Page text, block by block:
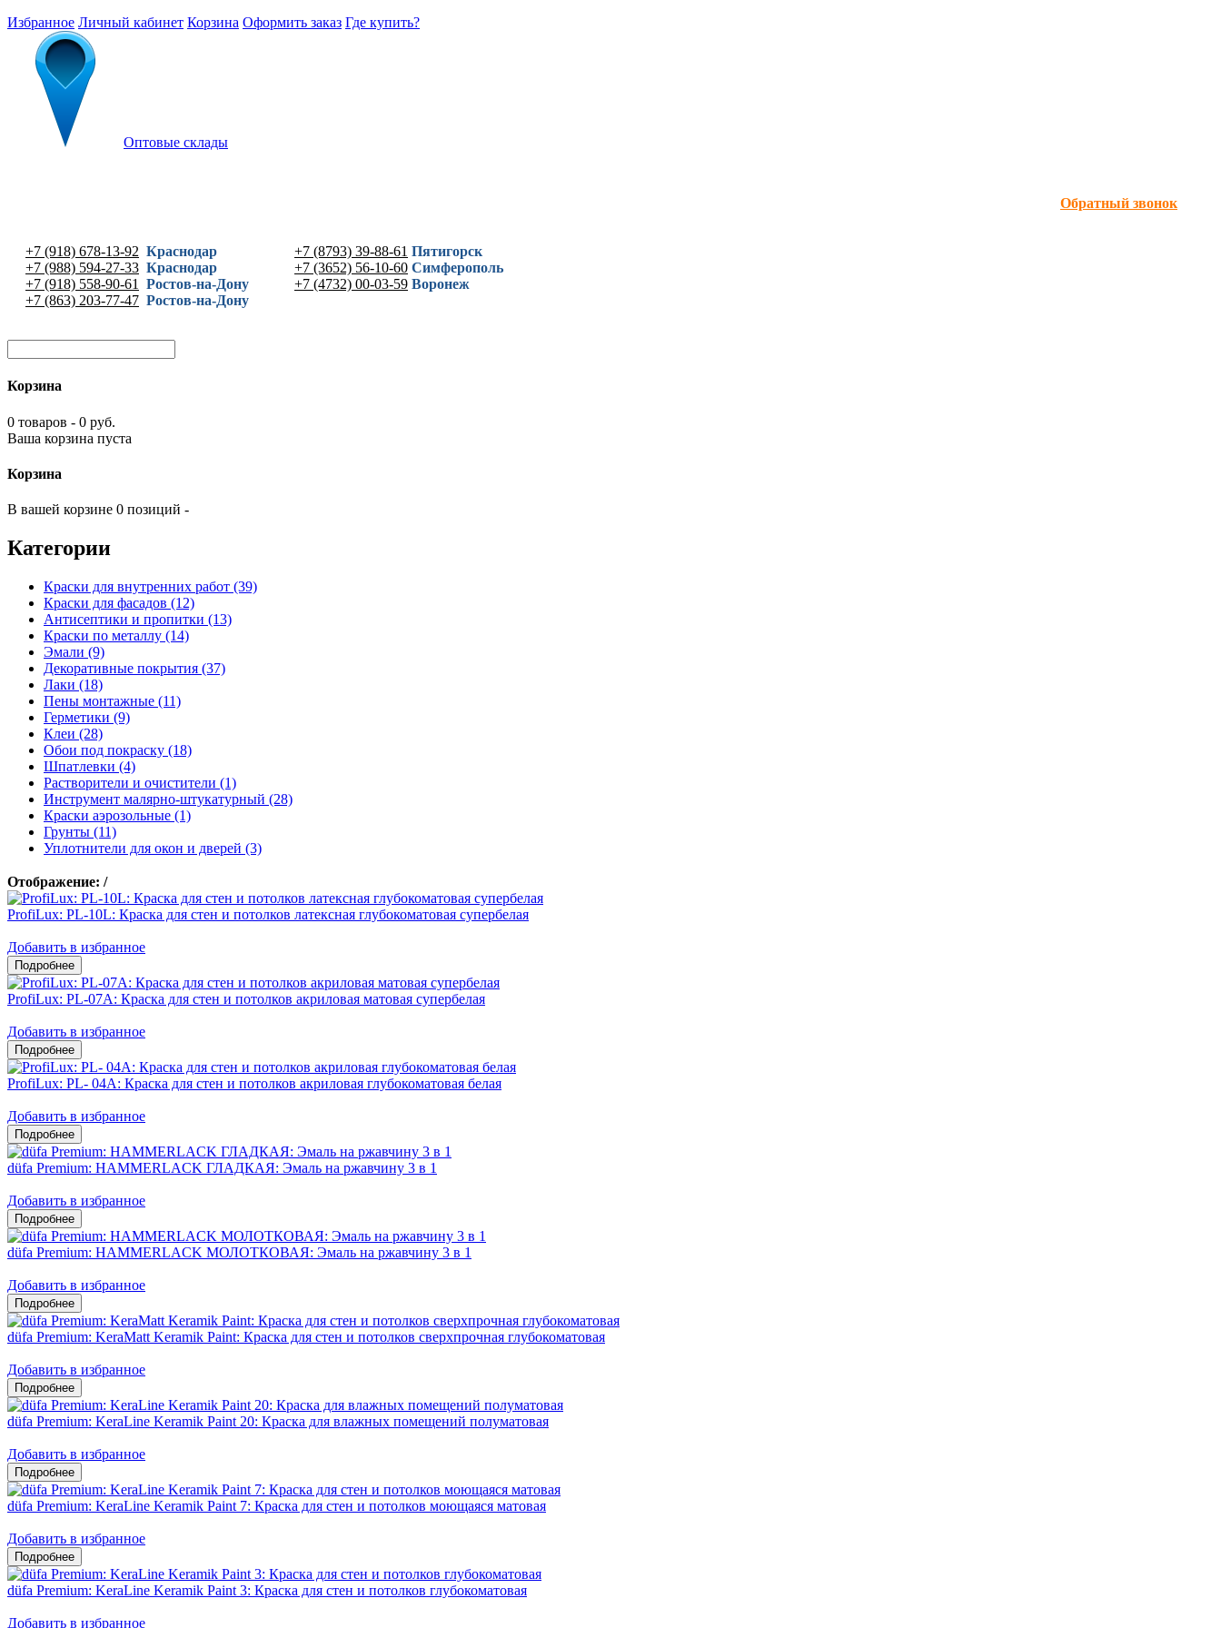
Избранное Личный кабинет Корзина Оформить заказ Где купить?
Оптовые склады
Обратный звонок
+7 (918) 678-13-92 Краснодар
+7 (988) 594-27-33 Краснодар
+7 (918) 558-90-61
Ростов-на-Дону
+7 (863) 203-77-47 Ростов-на-Дону
+7 (8793) 39-88-61 Пятигорск
+7 (3652) 56-10-60 Симферополь
+7 (4732) 00-03-59 Воронеж
Корзина
0 товаров - 0 руб.
Ваша корзина пуста
Корзина
В вашей корзине 0 позиций -
Категории
Краски для внутренних работ (39)
Краски для фасадов (12)
Антисептики и пропитки (13)
Краски по металлу (14)
Эмали (9)
Декоративные покрытия (37)
Лаки (18)
Пены монтажные (11)
Герметики (9)
Клеи (28)
Обои под покраску (18)
Шпатлевки (4)
Растворители и очистители (1)
Инструмент малярно-штукатурный (28)
Краски аэрозольные (1)
Грунты (11)
Уплотнители для окон и дверей (3)
Отображение: /
ProfiLux: PL-10L: Краска для стен и потолков латексная глубокоматовая супербелая
Добавить в избранное
ProfiLux: PL-07А: Краска для стен и потолков акриловая матовая супербелая
Добавить в избранное
ProfiLux: PL- 04А: Краска для стен и потолков акриловая глубокоматовая белая
Добавить в избранное
düfa Premium: HAMMERLACK ГЛАДКАЯ: Эмаль на ржавчину 3 в 1
Добавить в избранное
düfa Premium: HAMMERLACK МОЛОТКОВАЯ: Эмаль на ржавчину 3 в 1
Добавить в избранное
düfa Premium: KeraMatt Keramik Paint: Краска для стен и потолков сверхпрочная глубокоматовая
Добавить в избранное
düfa Premium: KeraLine Keramik Paint 20: Краска для влажных помещений полуматовая
Добавить в избранное
düfa Premium: KeraLine Keramik Paint 7: Краска для стен и потолков моющаяся матовая
Добавить в избранное
düfa Premium: KeraLine Keramik Paint 3: Краска для стен и потолков глубокоматовая
Добавить в избранное